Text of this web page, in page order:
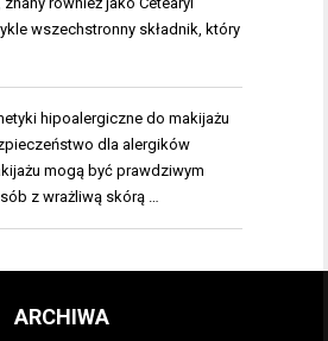
wszechstronny składnik, który
hipoalergiczne do makijażu
dla alergików
mogą być prawdziwym
z wrażliwą skórą …
ARCHIWA